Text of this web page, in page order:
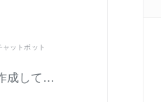
ャットボット
成して…